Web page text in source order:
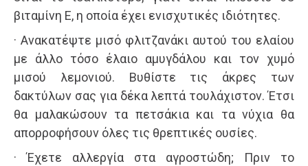
βιταμίνη Ε, η οποία έχει ενισχυτικές ιδιότητες.
· Ανακατέψτε μισό φλιτζανάκι αυτού του ελαίου
με άλλο τόσο έλαιο αμυγδάλου και τον χυμό
μισού λεμονιού. Βυθίστε τις άκρες των
δακτύλων σας για δέκα λεπτά τουλάχιστον. Έτσι
θα μαλακώσουν τα πετσάκια και τα νύχια θα
απορροφήσουν όλες τις θρεπτικές ουσίες.
· Έχετε αλλεργία στα αγροστώδη; Πριν το